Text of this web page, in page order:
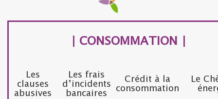
| CONSOMMATION |
Les
clauses
abusives
Les frais
d’incidents
bancaires
Crédit à la
consommation
Le